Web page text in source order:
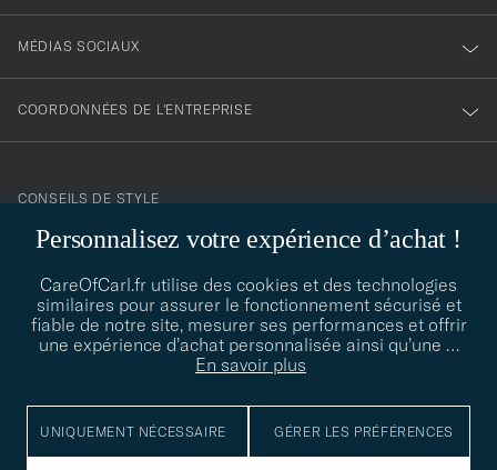
Personnalisez votre expérience d’achat !
CareOfCarl.fr utilise des cookies et des technologies
similaires pour assurer le fonctionnement sécurisé et
fiable de notre site, mesurer ses performances et offrir
une expérience d’achat personnalisée ainsi qu’une …
En savoir plus
UNIQUEMENT NÉCESSAIRE GÉRER LES PRÉFÉRENCES
MÉDIAS SOCIAUX
COORDONNÉES DE L'ENTREPRISE
CONSEILS DE STYLE
Besoin d'aide pour trouver votre style ? Laissez-nous vous guider,
CONSEILS DE STYLE
© Care of Carl 2026